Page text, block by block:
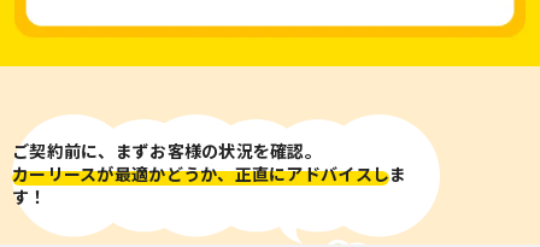
ご契約前に、まずお客様の状況を確認。
カーリースが最適かどうか、正直にアドバイスしま
す！